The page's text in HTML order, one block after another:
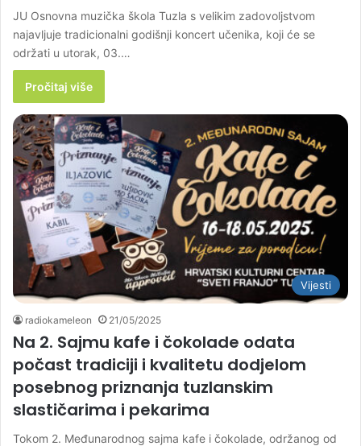
JU Osnovna muzička škola Tuzla s velikim zadovoljstvom
najavljuje tradicionalni godišnji koncert učenika, koji će se
održati u utorak, 03.…
Pročitaj više
Vijesti
radiokameleon 21/05/2025
Na 2. Sajmu kafe i čokolade odata
počast tradiciji i kvalitetu dodjelom
posebnog priznanja tuzlanskim
slastičarima i pekarima
Tokom 2. Međunarodnog sajma kafe i čokolade, održanog od